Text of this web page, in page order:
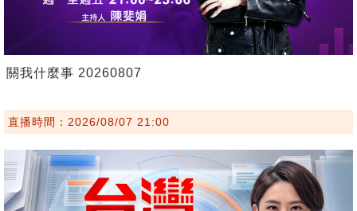
關我什麼事 20260807
直播時間：2026/08/07 21:00